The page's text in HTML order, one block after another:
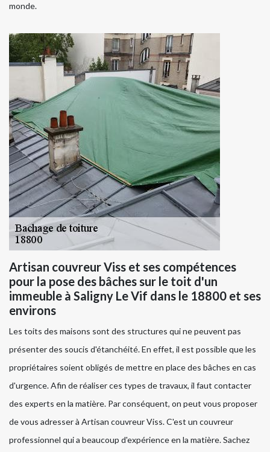
monde.
Artisan couvreur Viss et ses compétences
pour la pose des bâches sur le toit d'un
immeuble à Saligny Le Vif dans le 18800 et ses
environs
Les toits des maisons sont des structures qui ne peuvent pas
présenter des soucis d'étanchéité. En effet, il est possible que les
propriétaires soient obligés de mettre en place des bâches en cas
d'urgence. Afin de réaliser ces types de travaux, il faut contacter
des experts en la matière. Par conséquent, on peut vous proposer
de vous adresser à Artisan couvreur Viss. C'est un couvreur
professionnel qui a beaucoup d'expérience en la matière. Sachez